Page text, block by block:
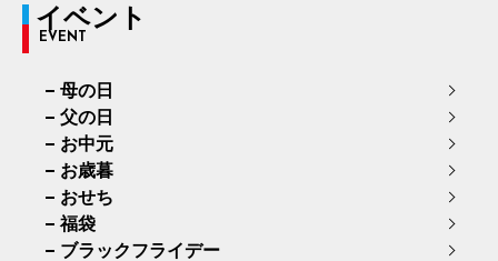
イベント
EVENT
母の日
父の日
お中元
お歳暮
おせち
福袋
ブラックフライデー